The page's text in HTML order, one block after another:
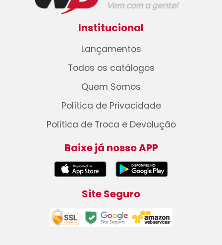
Institucional
Lançamentos
Todos os catálogos
Quem Somos
Política de Privacidade
Política de Troca e Devolução
Baixe já nosso APP
Site Seguro